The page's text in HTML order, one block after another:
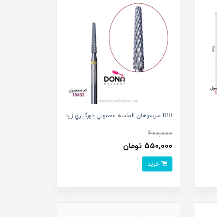
B111 سرسوهان الماسه معمولي دورگيري زرد
600,000
550,000 تومان
خرید